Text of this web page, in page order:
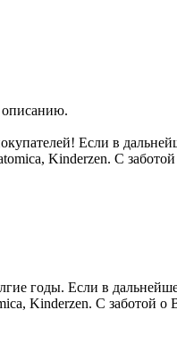
описанию.
Если в
Kinderzen. С
годы. Если в
Kinderzen. С заботой о